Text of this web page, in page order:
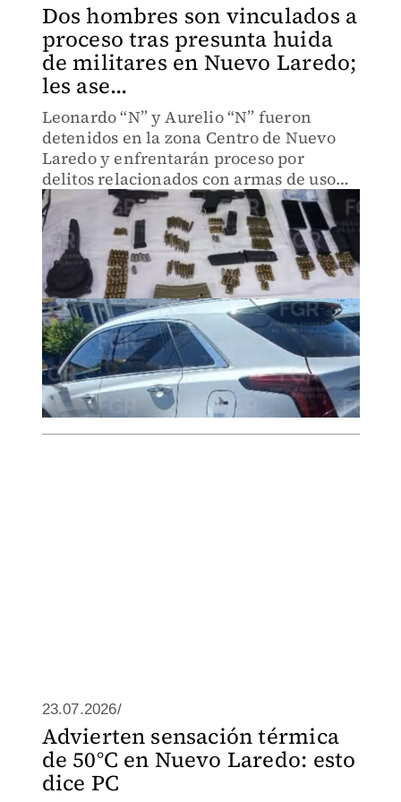
Dos hombres son vinculados a
proceso tras presunta huida
de militares en Nuevo Laredo;
les ase...
Leonardo “N” y Aurelio “N” fueron
detenidos en la zona Centro de Nuevo
Laredo y enfrentarán proceso por
delitos relacionados con armas de uso
exclusivo de las Fuerzas Armadas.
23.07.2026/
Advierten sensación térmica
de 50°C en Nuevo Laredo: esto
dice PC